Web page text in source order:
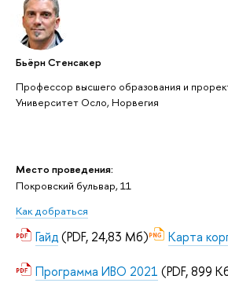
Место проведения:
Покровский бульвар, 11
Как добраться
Гайд(PDF, 24,83 Мб) Карта
Программа ИВО 2021 (PDF, 899
Бьёрн Стенсакер
Профессор высшего образования и
Университет Осло, Норвегия